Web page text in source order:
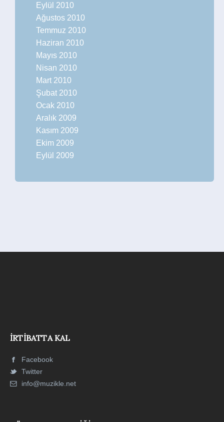
Eylül 2010
Ağustos 2010
Temmuz 2010
Haziran 2010
Mayıs 2010
Nisan 2010
Mart 2010
Şubat 2010
Ocak 2010
Aralık 2009
Kasım 2009
Ekim 2009
Eylül 2009
İRTIBATTA KAL
Facebook
Twitter
info@muzikle.net